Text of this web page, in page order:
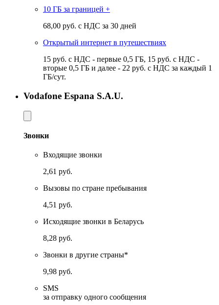
10 ГБ за границей +
68,00 руб. с НДС за 30 дней
Открытый интернет в путешествиях
15 руб. с НДС - первые 0,5 ГБ, 15 руб. с НДС -
вторые 0,5 ГБ и далее - 22 руб. с НДС за каждый 1
ГБ/сут.
Vodafone Espana S.A.U.
Звонки
Входящие звонки
2,61 руб.
Вызовы по стране пребывания
4,51 руб.
Исходящие звонки в Беларусь
8,28 руб.
Звонки в другие страны*
9,98 руб.
SMS
за отправку одного сообщения